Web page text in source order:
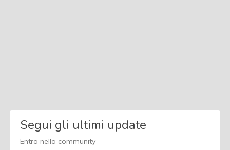
Segui gli ultimi update
Entra nella community